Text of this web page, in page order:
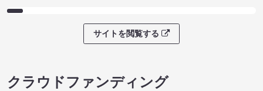
サイトを閲覧する
クラウドファンディング